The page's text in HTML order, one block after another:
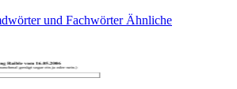
und Fachwörter Ähnliche